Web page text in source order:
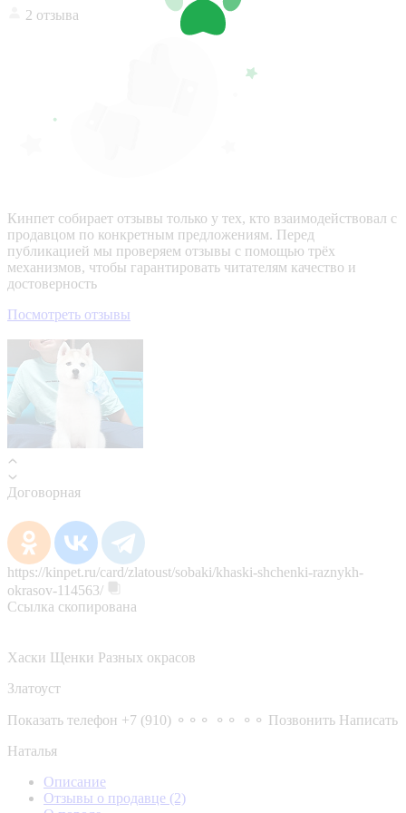
2 отзыва
Кинпет собирает отзывы только у тех, кто взаимодействовал с
продавцом по конкретным предложениям. Перед
публикацией мы проверяем отзывы с помощью трёх
механизмов, чтобы гарантировать читателям качество и
достоверность
Посмотреть отзывы
Договорная
https://kinpet.ru/card/zlatoust/sobaki/khaski-shchenki-raznykh-
okrasov-114563/
Ссылка скопирована
Хаски Щенки Разных окрасов
Златоуст
Показать телефон +7 (910) ⚬⚬⚬ ⚬⚬ ⚬⚬ Позвонить Написать
Наталья
Описание
Отзывы о продавце (2)